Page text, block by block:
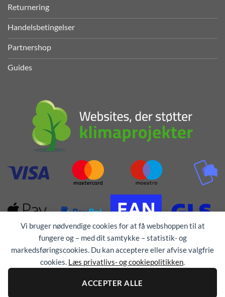
Vi bruger nødvendige cookies for at få webshoppen til at
fungere og – med dit samtykke – statistik- og
markedsføringscookies. Du kan acceptere eller afvise valgfrie
cookies. Læs privatlivs- og cookiepolitikken.
ACCEPTER ALLE
Returnering
Handelsbetingelser
Partnershop
Guides